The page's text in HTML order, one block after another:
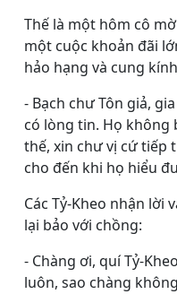
Thế là một hôm cô
một cuộc khoản đãi
hảo hạng và cung
- Bạch chư Tôn giả,
có lòng tin. Họ không
thế, xin chư vị cứ tiếp
cho đến khi họ hiểu
Các Tỷ-Kheo nhận lời
lại bảo với chồng:
- Chàng ơi, quí Tỷ-
luôn, sao chàng